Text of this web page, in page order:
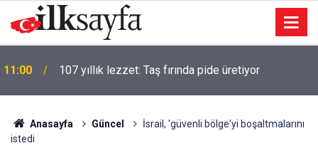
11:00 107 yıllık lezzet: Taş fırında pide üretiyor
10:12 Ankara Valisi Yakup Canbolat, Şelale Parkı gezdi
Anasayfa Güncel
İsrail, 'güvenli bölge'yi boşaltmalarını
istedi